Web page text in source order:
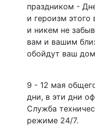
праздником -
и героизм этого
и никем не
вам и вашим
обойдут ваш
9 - 12 мая
дни, в эти дни
Служба
режиме 24/7.